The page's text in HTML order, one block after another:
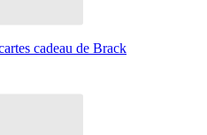
cadeau de Brack